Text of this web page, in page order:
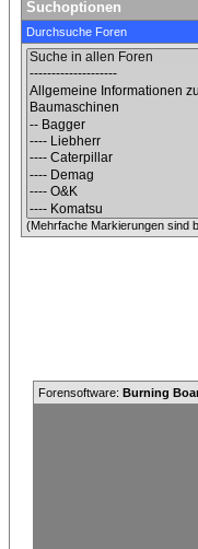
Suchoptionen
Durchsuche Foren
(Mehrfache Markierungen sind
Forensoftware: Burning